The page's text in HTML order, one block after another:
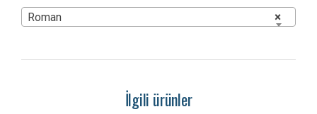
×
Roman
İlgili ürünler